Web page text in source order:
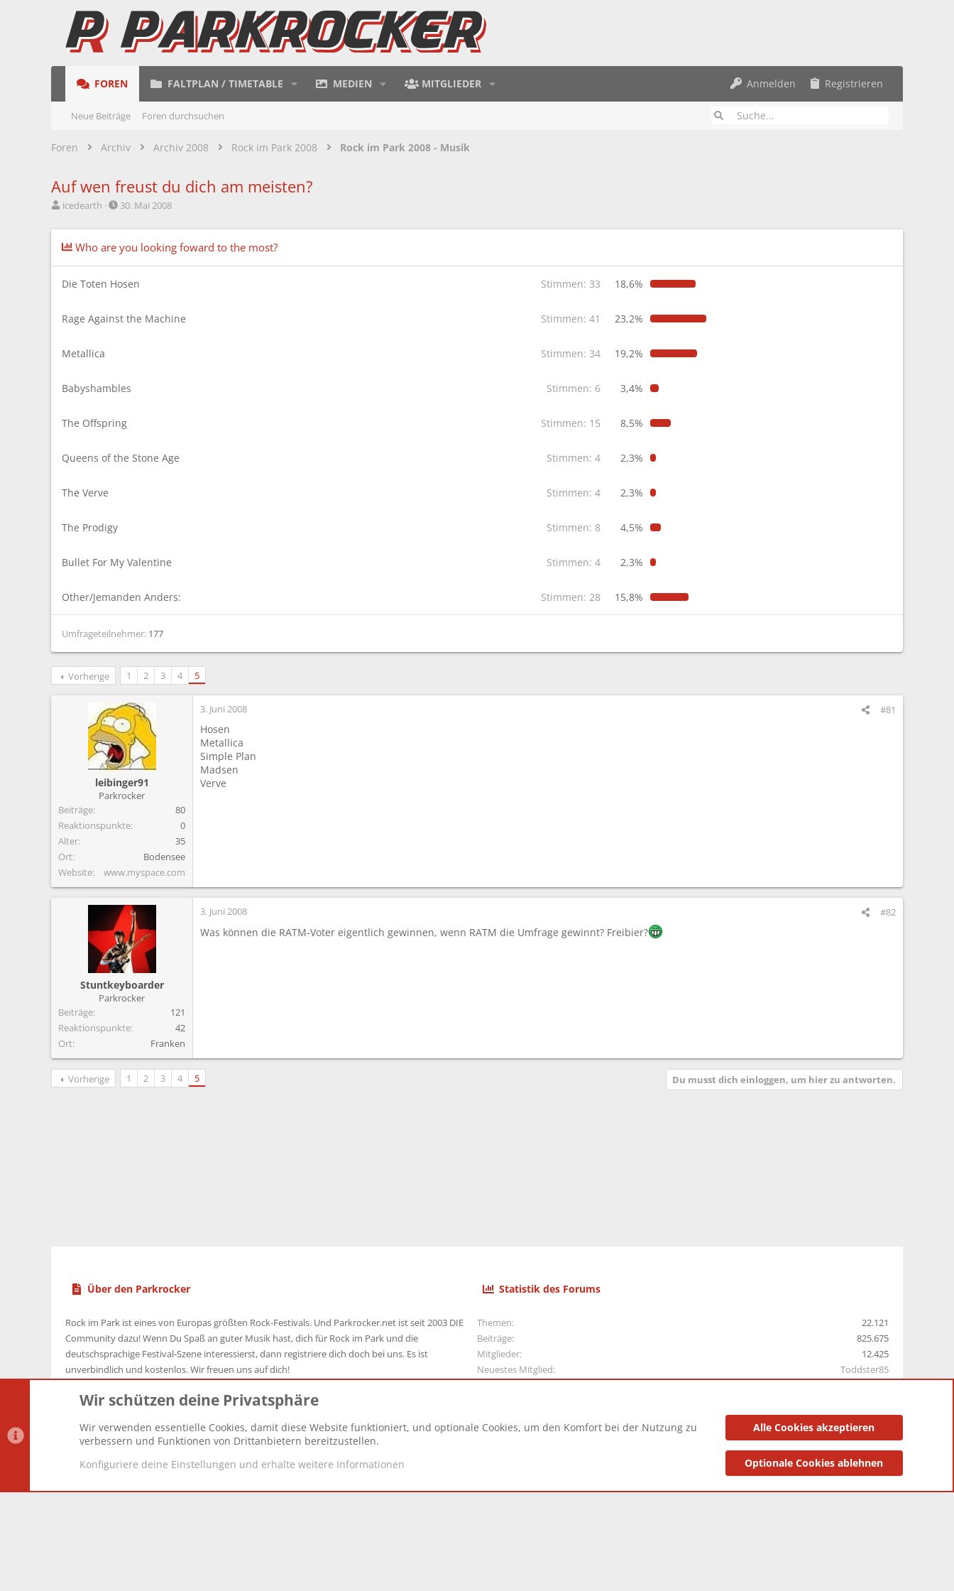
FOREN FALTPLAN / TIMETABLE MEDIEN MITGLIEDER Anmelden Registrieren
Neue Beiträge Foren durchsuchen
Foren Archiv Archiv 2008 Rock im Park 2008 Rock im Park 2008 - Musik
Auf wen freust du dich am meisten?
E
s
t
e
l
l
icedearth
E
s
e
l
l
m
30. Mai 2008
Who are you looking foward to the most?
Die Toten Hosen Stimmen: 33 18,6%
Rage Against the Machine Stimmen: 41 23,2%
Metallica Stimmen: 34 19,2%
Babyshambles Stimmen: 6 3,4%
The Offspring Stimmen: 15 8,5%
Queens of the Stone Age Stimmen: 4 2,3%
The Verve Stimmen: 4 2,3%
The Prodigy Stimmen: 8 4,5%
Bullet For My Valentine Stimmen: 4 2,3%
Other/Jemanden Anders: Stimmen: 28 15,8%
Umfrageteilnehmer 177
Vorherige 1 2 3 4 5
leibinger91
Parkrocker
Beiträge
80
Reaktionspunkte
0
Alter
35
Ort
Bodensee
Website
www.myspace.com
3. Juni 2008 #81
Hosen
Metallica
Simple Plan
Madsen
Verve
Stuntkeyboarder
Parkrocker
Beiträge
121
Reaktionspunkte
42
Ort
Franken
3. Juni 2008 #82
Was können die RATM-Voter eigentlich gewinnen, wenn RATM die Umfrage gewinnt? Freibier?
Vorherige 1 2 3 4 5 Du musst dich einloggen, um hier zu antworten.
Über den Parkrocker
Rock im Park ist eines von Europas größten Rock-Festivals. Und Parkrocker.net ist seit 2003 DIE
Community dazu! Wenn Du Spaß an guter Musik hast, dich für Rock im Park und die
deutschsprachige Festival-Szene interessierst, dann registriere dich doch bei uns. Es ist
unverbindlich und kostenlos. Wir freuen uns auf dich!
Statistik des Forums
Themen
22.121
Beiträge
825.675
Mitglieder
12.425
Neuestes Mitglied
Toddster85
Datenschutz-Einstellungen PR Light Deutsch [Du] Datenschutzerklärung Impressum
Wir schützen deine Privatsphäre
Wir verwenden essentielle Cookies, damit diese Website funktioniert, und optionale Cookies, um den Komfort bei der Nutzung zu
verbessern und Funktionen von Drittanbietern bereitzustellen.
Konfiguriere deine Einstellungen und erhalte weitere Informationen
Alle Cookies akzeptieren
Optionale Cookies ablehnen